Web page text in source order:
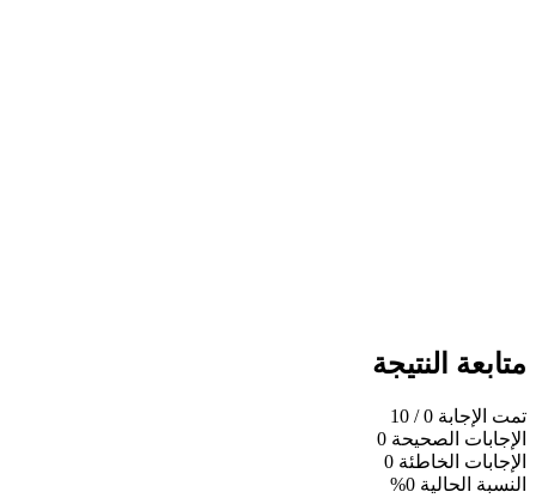
متابعة النتيجة
تمت الإجابة 0
/ 10
الإجابات الصحيحة 0
الإجابات الخاطئة 0
النسبة الحالية 0%